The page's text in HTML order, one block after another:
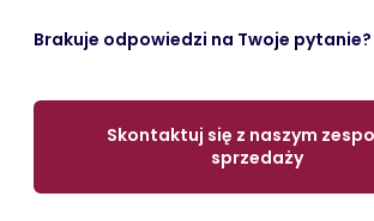
Brakuje odpowiedzi na Twoje pytanie?
Skontaktuj się z naszym
sprzedaży